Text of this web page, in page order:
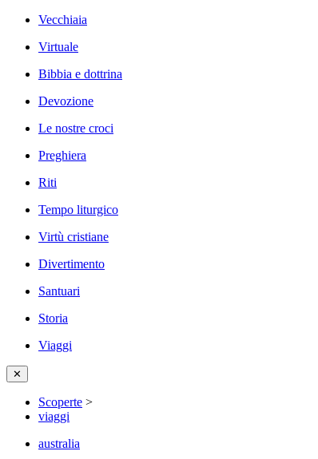
Vecchiaia
Virtuale
Bibbia e dottrina
Devozione
Le nostre croci
Preghiera
Riti
Tempo liturgico
Virtù cristiane
Divertimento
Santuari
Storia
Viaggi
✕
Scoperte >
viaggi
australia